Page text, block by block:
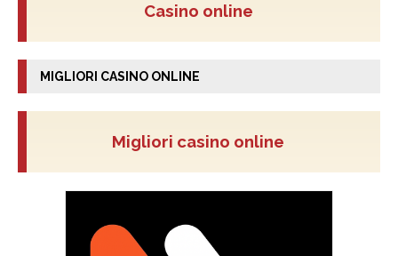
Casino online
MIGLIORI CASINO ONLINE
Migliori casino online